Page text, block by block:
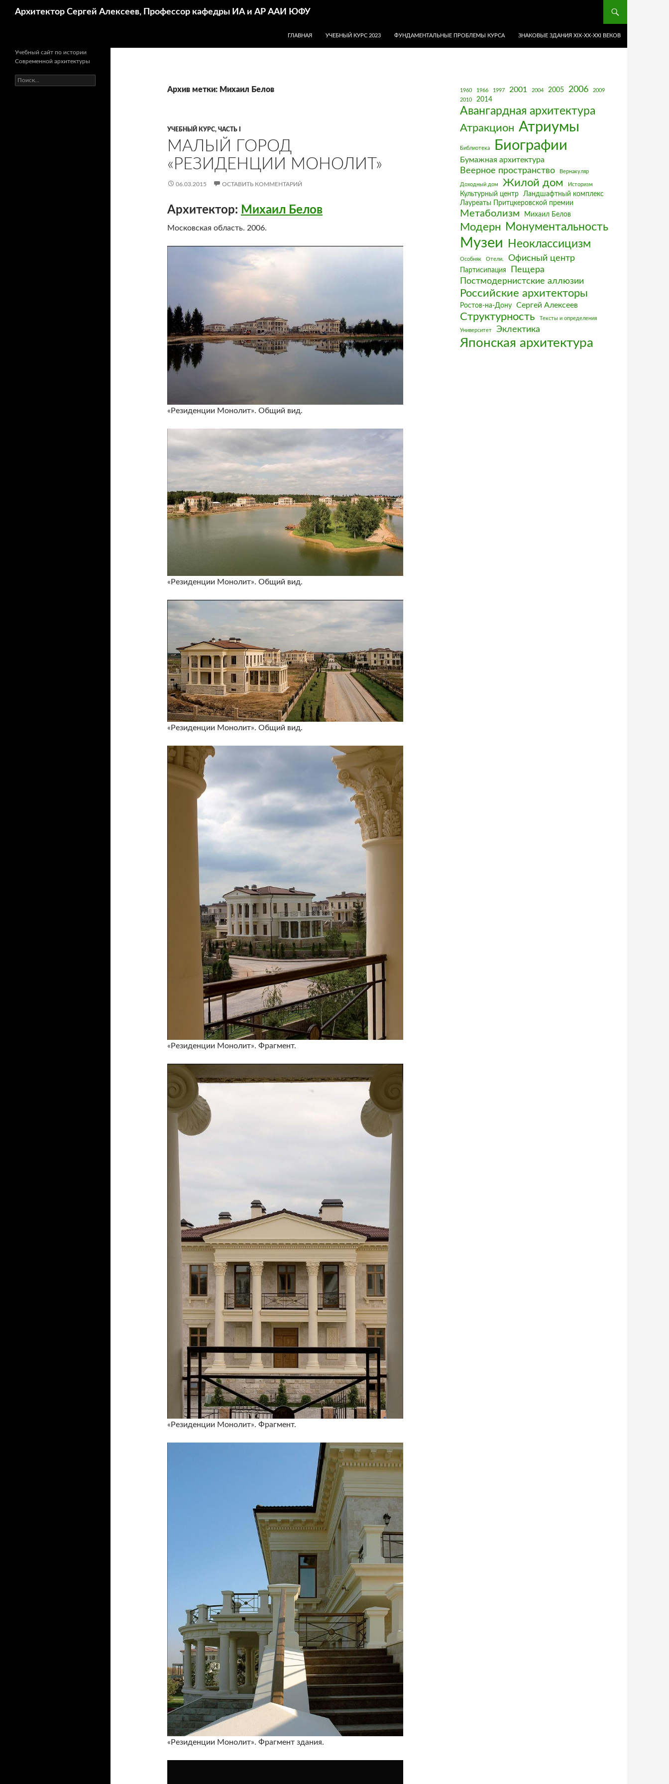
Архитектор Сергей Алексеев, Профессор кафедры ИА и АР ААИ ЮФУ
ГЛАВНАЯ
УЧЕБНЫЙ КУРС 2023 ФУНДАМЕНТАЛЬНЫЕ ПРОБЛЕМЫ КУРСА ЗНАКОВЫЕ ЗДАНИЯ XIX-ХХ-XXI ВЕКОВ
Архив метки: Михаил Белов
УЧЕБНЫЙ КУРС, ЧАСТЬ I
МАЛЫЙ ГОРОД
«РЕЗИДЕНЦИИ МОНОЛИТ»
06.03.2015 ОСТАВИТЬ КОММЕНТАРИЙ
Архитектор: Михаил Белов
Московская область. 2006.
«Резиденции Монолит». Общий вид.
«Резиденции Монолит». Общий вид.
«Резиденции Монолит». Общий вид.
«Резиденции Монолит». Фрагмент.
«Резиденции Монолит». Фрагмент.
«Резиденции Монолит». Фрагмент здания.
1960 1966 1997 2001 2004 2005 2006
2009
2010
2014
Авангардная архитектура
Атракцион Атриумы
Библиотека Биографии
Бумажная архитектура
Веерное пространство Вернакуляр
Доходный дом Жилой дом Историзм
Культурный центр
Ландшафтный комплекс
Лауреаты Притцкеровской премии
Метаболизм Михаил Белов
Модерн Монументальность
Музеи Неоклассицизм
Особняк Отели. Офисный центр
Партисипация
Пещера
Постмодернистские аллюзии
Российские архитекторы
Ростов-на-Дону Сергей Алексеев
Структурность Тексты и определения
Университет Эклектика
Японская архитектура
Учебный сайт по истории
Современной архитектуры
Найти: